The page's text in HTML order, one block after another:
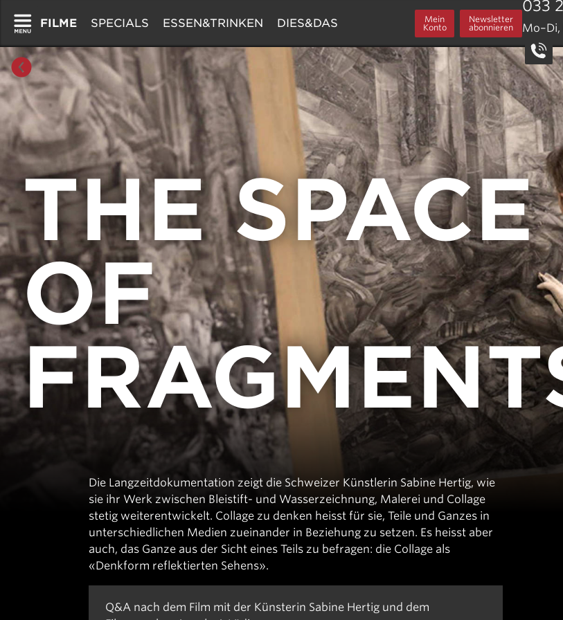
FILME
Wochenprogramm
Tagesprogramm
Alle Filme
Trailer
SPECIALS
Allianz Tag des Kinos
Ciné & Dîner
Ciné & Food Experience
Ciné Sushi
Cinedolcevita
Club Cinema
Filmklassiker
Irrsinnig menschlich
Ladies Night
Männerabend
Quiz im Kino
Sounds on Screen
Strick & Chill
Special Event
Sports & Movies
The Ones We Love
Thun reist um die Welt
Zauberlaterne
ESSEN&TRINKEN
Ciné & Dîner
Ciné & Food Experience
Ciné Sushi
Roy's – Brauerei & Restaurant
DIES&DAS
Öffnungszeiten
Tickets & Preise
Cinemember
Gutscheine
Summer Pass - Info & AGB
Kindergeburtstag
Häufig gestellte Fragen
Rent your Cinema
Dolby Atmos
Kino Rex
Mein
Konto
Newsletter
abonnieren
033
Mo–Di,
THE SPACE
OF
Die Langzeitdokumentation zeigt die Schweizer Künstlerin Sabine Hertig, wie
sie ihr Werk zwischen Bleistift- und Wasserzeichnung, Malerei und Collage
stetig weiterentwickelt. Collage zu denken heisst für sie, Teile und Ganzes in
unterschiedlichen Medien zueinander in Beziehung zu setzen. Es heisst aber
auch, das Ganze aus der Sicht eines Teils zu befragen: die Collage als
«Denkform reflektierten Sehens».
Q&A nach dem Film mit der Künsterin Sabine Hertig und dem